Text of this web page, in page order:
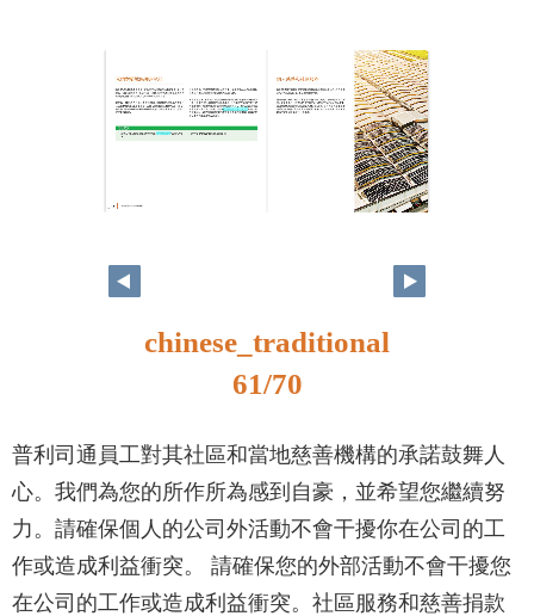
chinese_traditional
61/70
普利司通員工對其社區和當地慈善機構的承諾鼓舞人
心。我們為您的所作所為感到自豪，並希望您繼續努
力。請確保個人的公司外活動不會干擾你在公司的工
作或造成利益衝突。 請確保您的外部活動不會干擾您
在公司的工作或造成利益衝突。社區服務和慈善捐款